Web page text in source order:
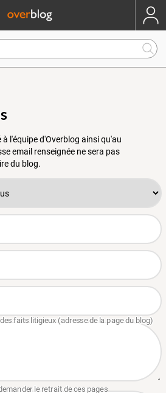
l'équipe d'Overblog ainsi qu'au
email renseignée ne sera pas
du blog.